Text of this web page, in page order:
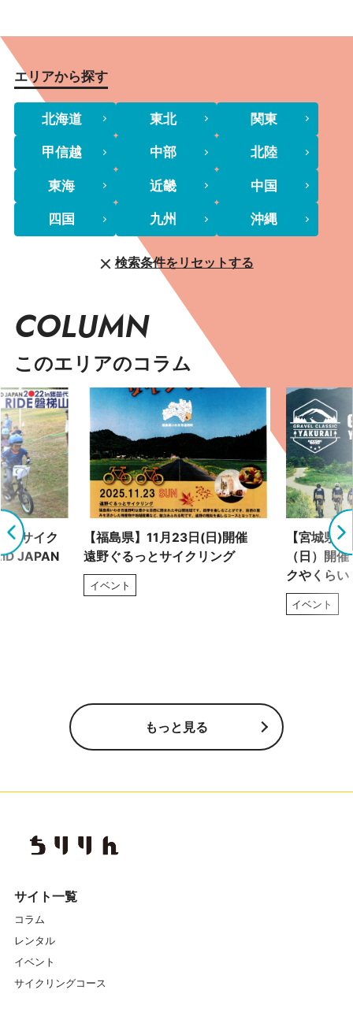
エリアから探す
北海道 東北 関東
甲信越 中部 北陸
東海 近畿 中国
四国 九州 沖縄
検索条件をリセットする
COLUMN
このエリアのコラム
るサイク
JAPAN
【福島県】11月23日(日)開催
遠野ぐるっとサイクリング
イベント
【宮城県
（日）開
クやくらい
イベント
もっと見る
サイト一覧
コラム
レンタル
イベント
サイクリングコース